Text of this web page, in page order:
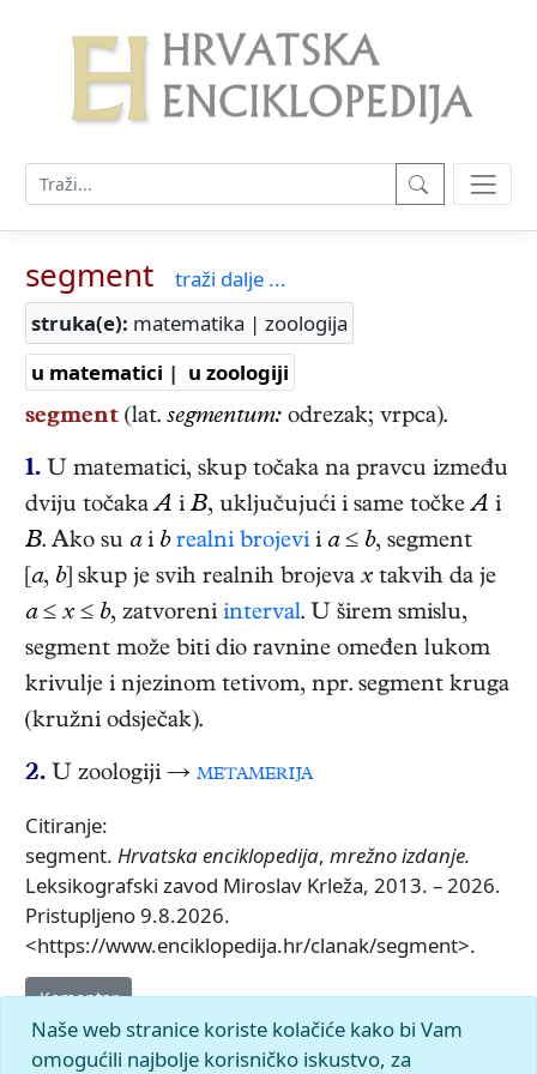
segment
traži dalje ...
struka(e): matematika | zoologija
u matematici | u zoologiji
segment (lat. segmentum: odrezak; vrpca).
1. U matematici, skup točaka na pravcu između
dviju točakaA i B, uključujući i same točkeA i
B. Ako su ai b realni brojevi i a≤ b, segment
a, b] skup je svih realnih brojeva x takvih da je
a≤ x ≤ b, zatvoreni interval. U širem smislu,
segment može biti dio ravnine omeđen lukom
krivulje i njezinom tetivom, npr. segment kruga
(kružni odsječak).
2. U zoologiji → metamerija
Citiranje:
segment. Hrvatska enciklopedija, mrežno izdanje.
Leksikografski zavod Miroslav Krleža, 2013. – 2026.
Pristupljeno 9.8.2026.
<https://www.enciklopedija.hr/clanak/segment>.
Komentar
Naše web stranice koriste kolačiće kako bi Vam
omogućili najbolje korisničko iskustvo, za